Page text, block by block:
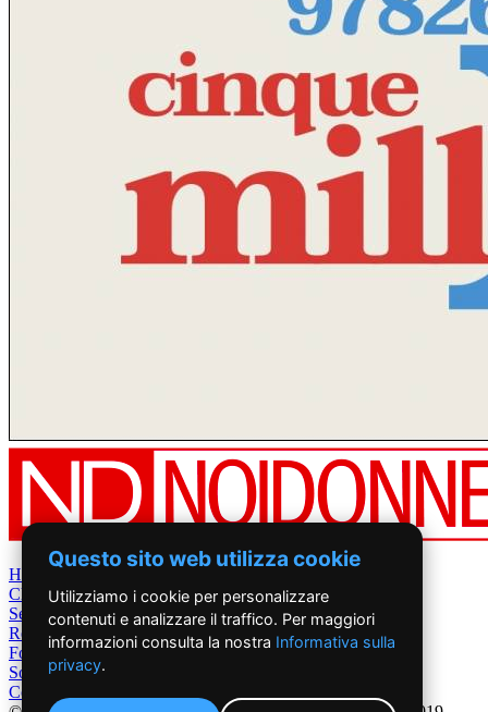
Home
Chi Siamo
Settimanale
Rete News
Foto&Video
Sostienici
Contatti
Questo sito web utilizza cookie
Utilizziamo i cookie per personalizzare
contenuti e analizzare il traffico. Per maggiori
informazioni consulta la nostra Informativa sulla
privacy.